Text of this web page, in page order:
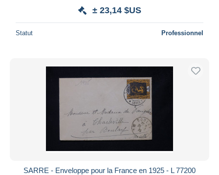
± 23,14 $US
Statut Professionnel
SARRE - Enveloppe pour la France en 1925 - L 77200